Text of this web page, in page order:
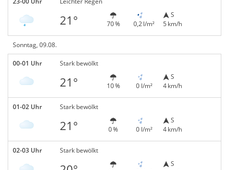
21° 70 % 0,2 l/m²
S
5 km/h
Sonntag, 09.08.
00-01 Uhr Stark bewölkt
21° 10 % 0 l/m²
S
4 km/h
01-02 Uhr Stark bewölkt
21° 0 % 0 l/m²
S
4 km/h
02-03 Uhr Stark bewölkt
S